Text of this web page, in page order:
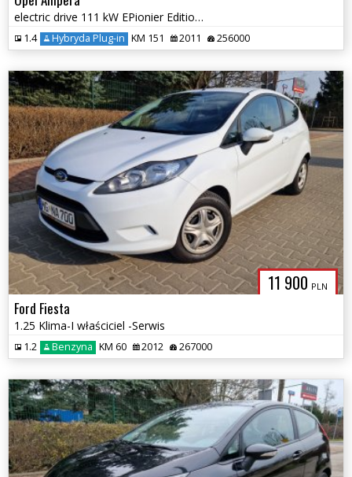
electric drive 111 kW EPionier Edition -
1.4 Hybryda Plug-in KM 151 2011 256000
11 900 PLN
Ford Fiesta
1.25 Klima-I właściciel -Serwis
1.2 Benzyna KM 60 2012 267000